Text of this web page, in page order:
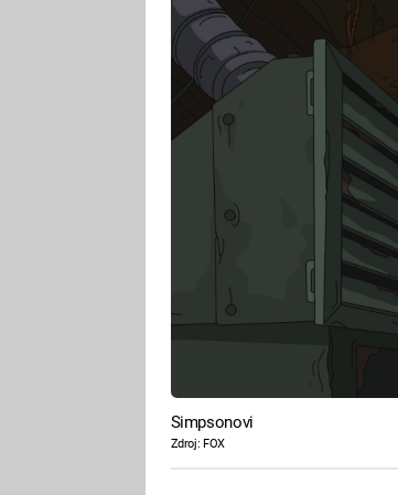
Simpsonovi
Zdroj: FOX